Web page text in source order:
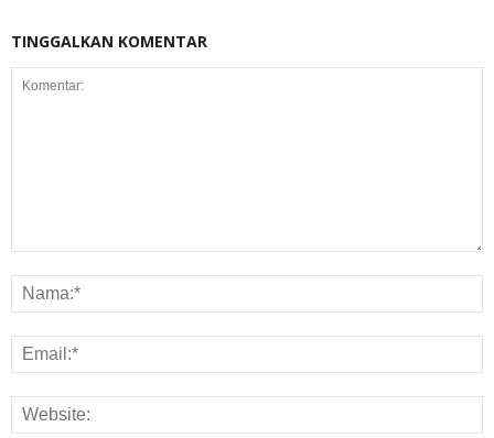
TINGGALKAN KOMENTAR